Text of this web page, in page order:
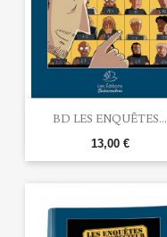
BD LES ENQUÊTES...
13,00 €